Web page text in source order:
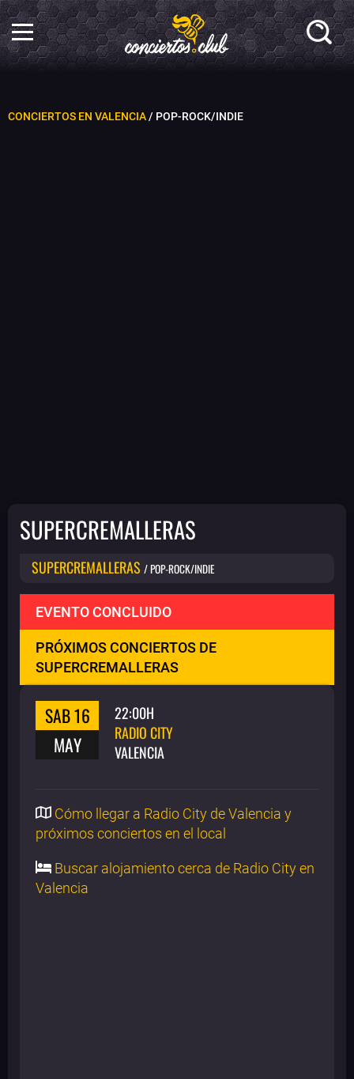
CONCIERTOS EN VALENCIA/ POP-ROCK/INDIE
SUPERCREMALLERAS
SUPERCREMALLERAS / POP-ROCK/INDIE
EVENTO CONCLUIDO
PRÓXIMOS CONCIERTOS DE
SUPERCREMALLERAS
SAB 16
MAY
22:00H
RADIO CITY
VALENCIA
Cómo llegar a Radio City de Valencia y
próximos conciertos en el local
Buscar alojamiento cerca de Radio City en
Valencia